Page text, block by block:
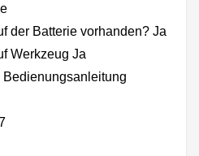
der Batterie vorhanden? Ja
Werkzeug Ja